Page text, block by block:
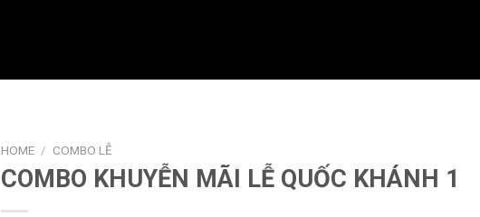
HOME / COMBO LỄ
COMBO KHUYỄN MÃI LỄ QUỐC KHÁNH 1